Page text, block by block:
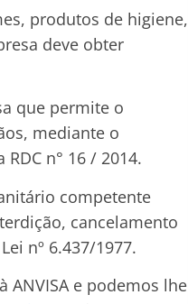
produtos de higiene,
deve obter
que permite o
mediante o
n° 16 / 2014.
competente
cancelamento
nº 6.437/1977.
ANVISA e podemos lhe